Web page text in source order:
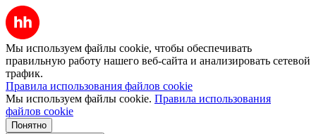
Мы используем файлы cookie, чтобы обеспечивать
правильную работу нашего веб-сайта и анализировать сетевой
трафик.
Правила использования файлов cookie
Мы используем файлы cookie. Правила использования
файлов cookie
Понятно